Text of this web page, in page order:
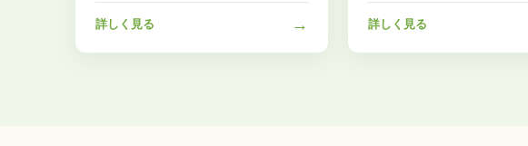
詳しく見る → 詳しく見る